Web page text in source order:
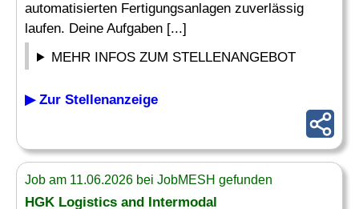
automatisierten Fertigungsanlagen zuverlässig
laufen. Deine Aufgaben [...]
MEHR INFOS ZUM STELLENANGEBOT
▶ Zur Stellenanzeige
Job am 11.06.2026 bei JobMESH gefunden
HGK Logistics and Intermodal